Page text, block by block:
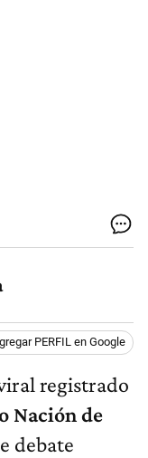
PERFIL en Google
registrado
Nación de
debate